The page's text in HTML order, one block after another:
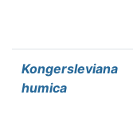
Kongersleviana
humica